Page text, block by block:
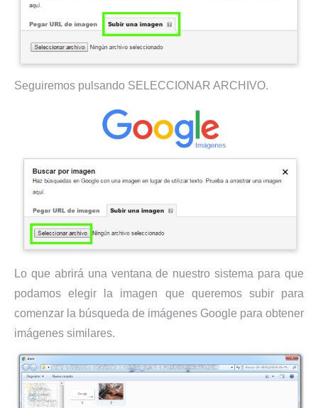
Seguiremos pulsando SELECCIONAR ARCHIVO.
Lo que abrirá una ventana de nuestro sistema para que
podamos elegir la imagen que queremos subir para
comenzar la búsqueda de imágenes Google para obtener
imágenes similares.